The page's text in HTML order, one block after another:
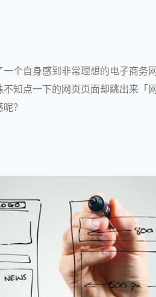
个自身感到非常理想的电子商务
知点一下的网页页面却跳出来
？